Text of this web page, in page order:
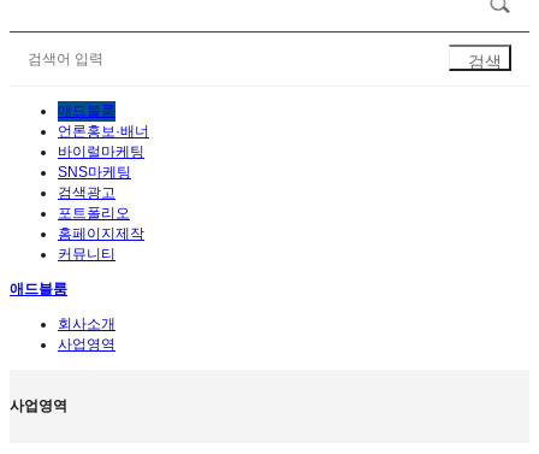
애드블룸
언론홍보·배너
바이럴마케팅
SNS마케팅
검색광고
포트폴리오
홈페이지제작
커뮤니티
애드블룸
회사소개
사업영역
사업영역